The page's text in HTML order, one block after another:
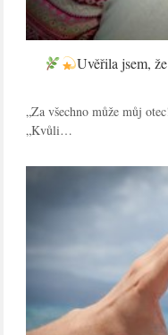
Uvěřila jsem,
„Za všechno může můj
„Kvůli…